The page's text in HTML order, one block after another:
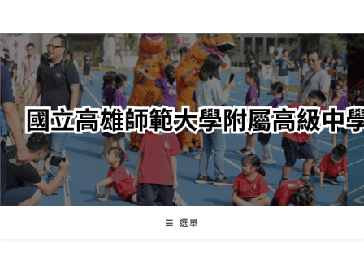
轉
至
主
內
容
選單